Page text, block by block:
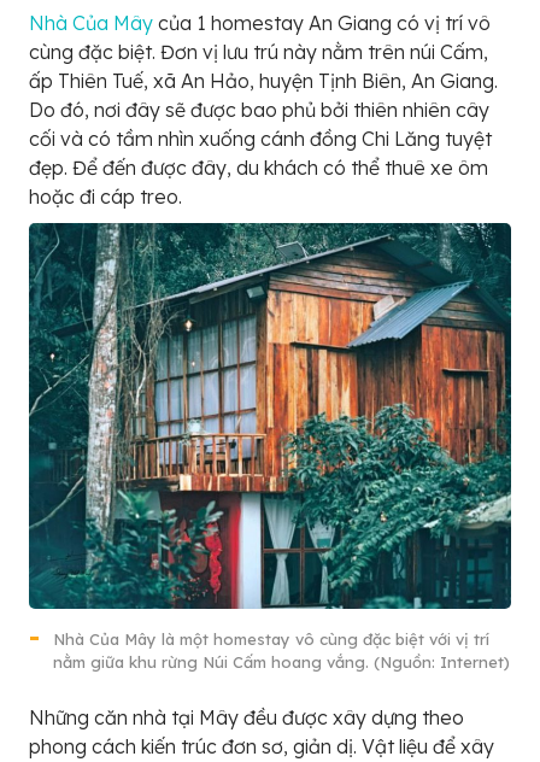
Nhà Của Mây của 1 homestay An Giang có vị trí vô
cùng đặc biệt. Đơn vị lưu trú này nằm trên núi Cấm,
ấp Thiên Tuế, xã An Hảo, huyện Tịnh Biên, An Giang.
Do đó, nơi đây sẽ được bao phủ bởi thiên nhiên cây
cối và có tầm nhìn xuống cánh đồng Chi Lăng tuyệt
đẹp. Để đến được đây, du khách có thể thuê xe ôm
hoặc đi cáp treo.
Nhà Của Mây là một homestay vô cùng đặc biệt với vị trí
nằm giữa khu rừng Núi Cấm hoang vắng. (Nguồn: Internet)
Những căn nhà tại Mây đều được xây dựng theo
phong cách kiến trúc đơn sơ, giản dị. Vật liệu để xây